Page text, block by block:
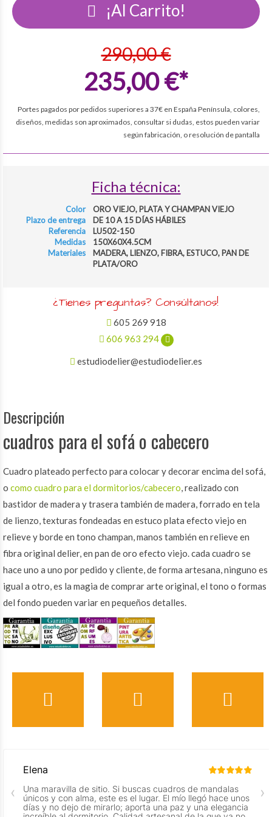
¡Al Carrito!
290,00 €
235,00 €*
Portes pagados por pedidos superiores a 37€ en España Península, colores,
diseños, medidas son aproximados, consultar si dudas, estos pueden variar
según fabricación, o resolución de pantalla
Ficha técnica:
Color
ORO VIEJO, PLATA Y CHAMPAN VIEJO
Plazo de entrega
DE 10 A 15 DÍAS HÁBILES
Referencia
LU502-150
Medidas
150X60X4.5CM
Materiales
MADERA, LIENZO, FIBRA, ESTUCO, PAN DE
PLATA/ORO
¿Tienes preguntas? Consúltanos!
605 269 918
606 963 294
estudiodelier@estudiodelier.es
Descripción
cuadros para el sofá o cabecero
Cuadro plateado perfecto para colocar y decorar encima del sofá,
o como cuadro para el dormitorios/cabecero, realizado con
bastidor de madera y trasera también de madera, forrado en tela
de lienzo, texturas fondeadas en estuco plata efecto viejo en
relieve y borde en tono champan, manos también en relieve en
fibra original delier, en pan de oro efecto viejo. cada cuadro se
hace uno a uno por pedido y cliente, de forma artesana, ninguno es
igual a otro, es la magia de comprar arte original, el tono o formas
del fondo pueden variar en pequeños detalles.